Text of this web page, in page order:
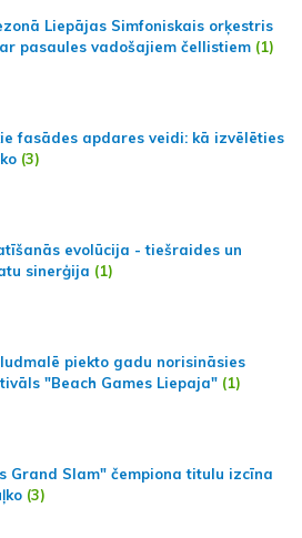
Liepājas Simfoniskais orķestris
pasaules vadošajiem čellistiem (1)
fasādes apdares veidi: kā izvēlēties
(3)
evolūcija - tiešraides un
sinerģija (1)
piekto gadu norisināsies
"Beach Games Liepaja" (1)
Grand Slam" čempiona titulu izcīna
(3)